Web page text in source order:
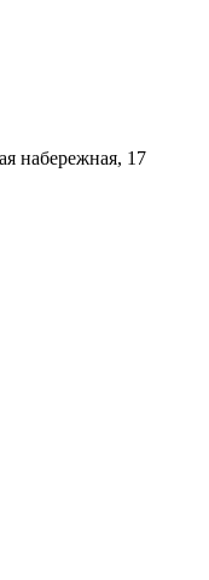
набережная, 17